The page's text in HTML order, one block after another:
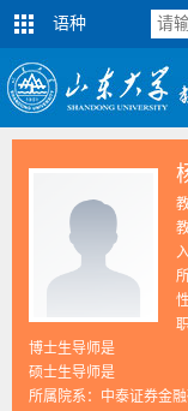
语种
博士生导师是
硕士生导师是
所属院系：中泰证券金